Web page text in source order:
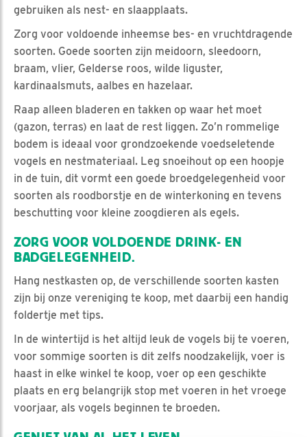
gebruiken als nest- en slaapplaats.
Zorg voor voldoende inheemse bes- en vruchtdragende
soorten. Goede soorten zijn meidoorn, sleedoorn,
braam, vlier, Gelderse roos, wilde liguster,
kardinaalsmuts, aalbes en hazelaar.
Raap alleen bladeren en takken op waar het moet
(gazon, terras) en laat de rest liggen. Zo’n rommelige
bodem is ideaal voor grondzoekende voedseletende
vogels en nestmateriaal. Leg snoeihout op een hoopje
in de tuin, dit vormt een goede broedgelegenheid voor
soorten als roodborstje en de winterkoning en tevens
beschutting voor kleine zoogdieren als egels.
ZORG VOOR VOLDOENDE DRINK- EN
BADGELEGENHEID.
Hang nestkasten op, de verschillende soorten kasten
zijn bij onze vereniging te koop, met daarbij een handig
foldertje met tips.
In de wintertijd is het altijd leuk de vogels bij te voeren,
voor sommige soorten is dit zelfs noodzakelijk, voer is
haast in elke winkel te koop, voer op een geschikte
plaats en erg belangrijk stop met voeren in het vroege
voorjaar, als vogels beginnen te broeden.